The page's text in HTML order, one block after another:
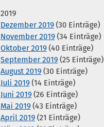
2019
Dezember 2019 (30 Einträge)
November 2019 (34 Einträge)
Oktober 2019 (40 Einträge)
September 2019 (25 Einträge)
August 2019 (30 Einträge)
Juli 2019 (14 Einträge)
Juni 2019 (26 Einträge)
Mai 2019 (43 Einträge)
April 2019 (21 Einträge)